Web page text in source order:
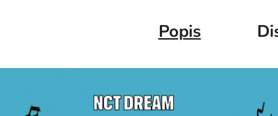
Popis